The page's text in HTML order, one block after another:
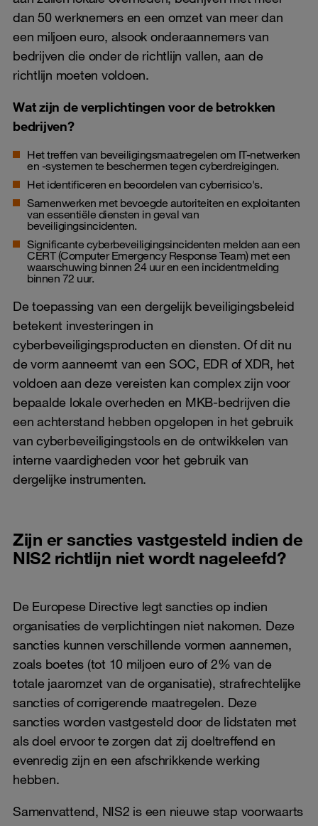
dan 50 werknemers en een omzet van meer dan
een miljoen euro, alsook onderaannemers van
bedrijven die onder de richtlijn vallen, aan de
richtlijn moeten voldoen.
Wat zijn de verplichtingen voor de betrokken
bedrijven?
Het treffen van beveiligingsmaatregelen om IT-netwerken
en -systemen te beschermen tegen cyberdreigingen.
Het identificeren en beoordelen van cyberrisico's.
Samenwerken met bevoegde autoriteiten en exploitanten
van essentiële diensten in geval van
beveiligingsincidenten.
Significante cyberbeveiligingsincidenten melden aan een
CERT (Computer Emergency Response Team) met een
waarschuwing binnen 24 uur en een incidentmelding
binnen 72 uur.
De toepassing van een dergelijk beveiligingsbeleid
betekent investeringen in
cyberbeveiligingsproducten en diensten. Of dit nu
de vorm aanneemt van een SOC, EDR of XDR, het
voldoen aan deze vereisten kan complex zijn voor
bepaalde lokale overheden en MKB-bedrijven die
een achterstand hebben opgelopen in het gebruik
van cyberbeveiligingstools en de ontwikkelen van
interne vaardigheden voor het gebruik van
dergelijke instrumenten.
Zijn er sancties vastgesteld indien de
NIS2 richtlijn niet wordt nageleefd?
De Europese Directive legt sancties op indien
organisaties de verplichtingen niet nakomen. Deze
sancties kunnen verschillende vormen aannemen,
zoals boetes (tot 10 miljoen euro of 2% van de
totale jaaromzet van de organisatie), strafrechtelijke
sancties of corrigerende maatregelen. Deze
sancties worden vastgesteld door de lidstaten met
als doel ervoor te zorgen dat zij doeltreffend en
evenredig zijn en een afschrikkende werking
hebben.
Samenvattend, NIS2 is een nieuwe stap voorwaarts